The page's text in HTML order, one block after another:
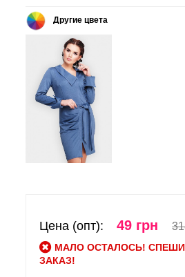
Другие цвета
Цена (опт): 49 грн
МАЛО ОСТАЛОСЬ!
ЗАКАЗ!